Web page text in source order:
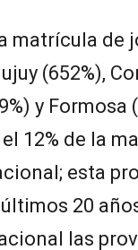
matrícula de
(652%),
y Formosa
12% de la
esta
20
las